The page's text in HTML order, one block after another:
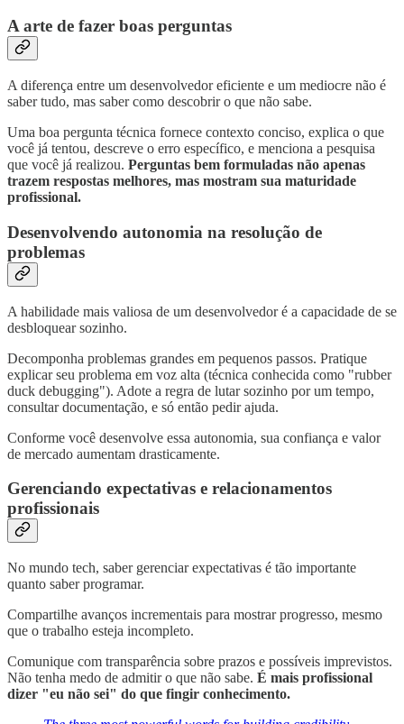
A arte de fazer boas perguntas
A diferença entre um desenvolvedor eficiente e um mediocre não é
saber tudo, mas saber como descobrir o que não sabe.
Uma boa pergunta técnica fornece contexto conciso, explica o que
você já tentou, descreve o erro específico, e menciona a pesquisa
que você já realizou. Perguntas bem formuladas não apenas
trazem respostas melhores, mas mostram sua maturidade
profissional.
Desenvolvendo autonomia na resolução de
problemas
A habilidade mais valiosa de um desenvolvedor é a capacidade de se
desbloquear sozinho.
Decomponha problemas grandes em pequenos passos. Pratique
explicar seu problema em voz alta (técnica conhecida como "rubber
duck debugging"). Adote a regra de lutar sozinho por um tempo,
consultar documentação, e só então pedir ajuda.
Conforme você desenvolve essa autonomia, sua confiança e valor
de mercado aumentam drasticamente.
Gerenciando expectativas e relacionamentos
profissionais
No mundo tech, saber gerenciar expectativas é tão importante
quanto saber programar.
Compartilhe avanços incrementais para mostrar progresso, mesmo
que o trabalho esteja incompleto.
Comunique com transparência sobre prazos e possíveis imprevistos.
Não tenha medo de admitir o que não sabe. É mais profissional
dizer "eu não sei" do que fingir conhecimento.